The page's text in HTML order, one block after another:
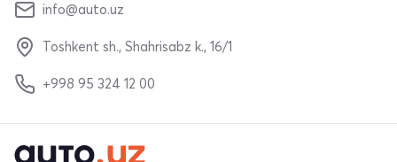
info@auto.uz
Toshkent sh., Shahrisabz k., 16/1
+998 95 324 12 00